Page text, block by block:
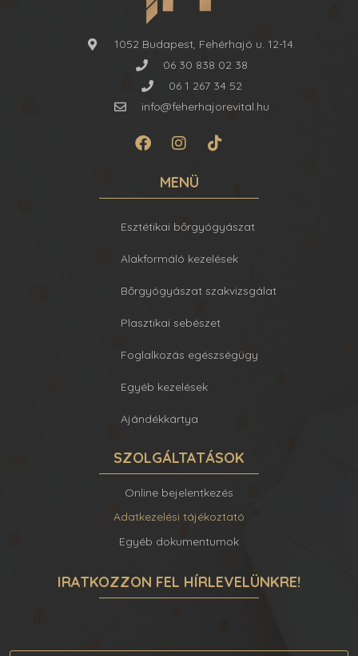
1052 Budapest, Fehérhajó u. 12-14.
06 30 838 02 38
06 1 267 34 52
info@feherhajorevital.hu
MENÜ
Esztétikai bőrgyógyászat
Alakformáló kezelések
Bőrgyógyászat szakvizsgálat
Plasztikai sebészet
Foglalkozás egészségügy
Egyéb kezelések
Ajándékkártya
SZOLGÁLTATÁSOK
Online bejelentkezés
Adatkezelési tájékoztató
Egyéb dokumentumok
IRATKOZZON FEL HÍRLEVELÜNKRE!